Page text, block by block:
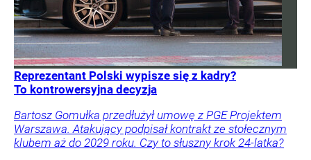
Reprezentant Polski wypisze się z kadry?
To kontrowersyjna decyzja
Bartosz Gomułka przedłużył umowę z PGE Projektem
Warszawa. Atakujący podpisał kontrakt ze stołecznym
klubem aż do 2029 roku. Czy to słuszny krok 24-latka?